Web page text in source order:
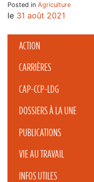
ACTION
CARRIÈRES
CAP-CCP-LDG
DOSSIERS À LA UNE
PUBLICATIONS
VIE AU TRAVAIL
INFOS UTILES
Posted in Agriculture
le 31 août 2021